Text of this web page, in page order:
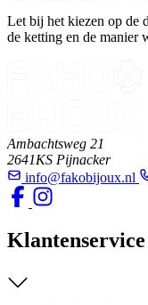
Let bij het kiezen op de
de ketting en de manier
Ambachtsweg 21
2641KS Pijnacker
info@fakobijoux.nl
Klantenservice